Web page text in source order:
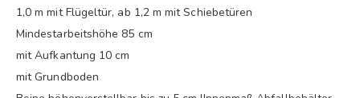
1,0 m mit Flügeltür, ab 1,2 m mit Schiebetüren
Mindestarbeitshöhe 85 cm
mit Aufkantung 10 cm
mit Grundboden